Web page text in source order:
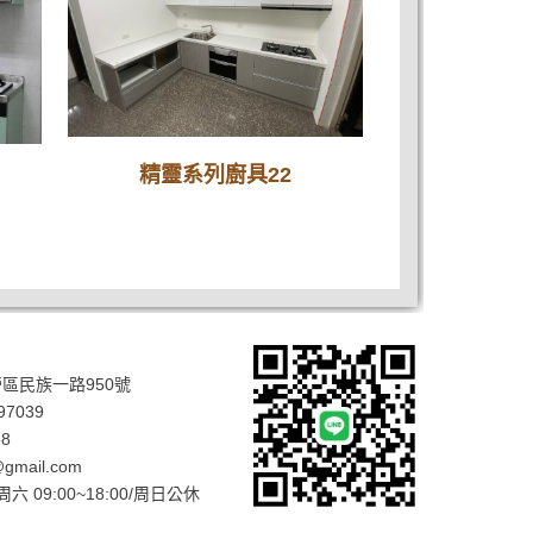
精靈系列廚具22
民族一路950號
六 09:00~18:00/周日公休